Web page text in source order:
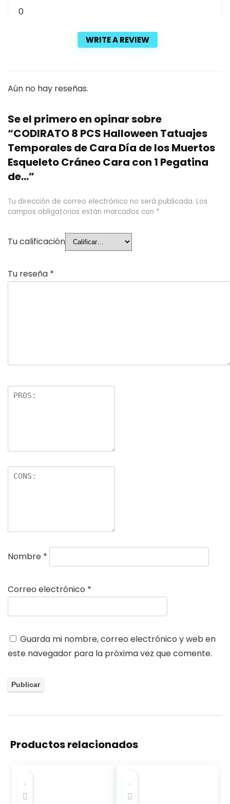
0
WRITE A REVIEW
Aún no hay reseñas.
Se el primero en opinar sobre
“CODIRATO 8 PCS Halloween Tatuajes
Temporales de Cara Día de los Muertos
Esqueleto Cráneo Cara con 1 Pegatina
de…”
Tu dirección de correo electrónico no será publicada. Los
campos obligatorios están marcados con *
Tu calificación
Tu reseña *
Nombre *
Correo electrónico *
Guarda mi nombre, correo electrónico y web en
este navegador para la próxima vez que comente.
Productos relacionados